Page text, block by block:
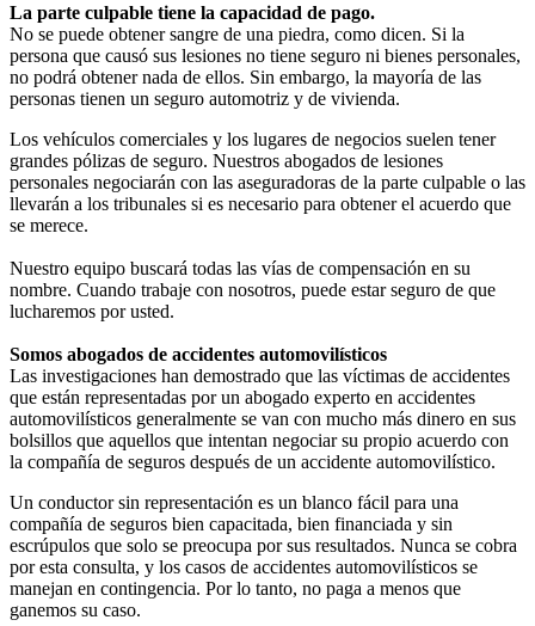
La parte culpable tiene la capacidad de pago.
No se puede obtener sangre de una piedra, como dicen. Si la
persona que causó sus lesiones no tiene seguro ni bienes personales,
no podrá obtener nada de ellos. Sin embargo, la mayoría de las
personas tienen un seguro automotriz y de vivienda.
Los vehículos comerciales y los lugares de negocios suelen tener
grandes pólizas de seguro. Nuestros abogados de lesiones
personales negociarán con las aseguradoras de la parte culpable o las
llevarán a los tribunales si es necesario para obtener el acuerdo que
se merece.
Nuestro equipo buscará todas las vías de compensación en su
nombre. Cuando trabaje con nosotros, puede estar seguro de que
lucharemos por usted.
Somos abogados de accidentes automovilísticos
Las investigaciones han demostrado que las víctimas de accidentes
que están representadas por un abogado experto en accidentes
automovilísticos generalmente se van con mucho más dinero en sus
bolsillos que aquellos que intentan negociar su propio acuerdo con
la compañía de seguros después de un accidente automovilístico.
Un conductor sin representación es un blanco fácil para una
compañía de seguros bien capacitada, bien financiada y sin
escrúpulos que solo se preocupa por sus resultados. Nunca se cobra
por esta consulta, y los casos de accidentes automovilísticos se
manejan en contingencia. Por lo tanto, no paga a menos que
ganemos su caso.